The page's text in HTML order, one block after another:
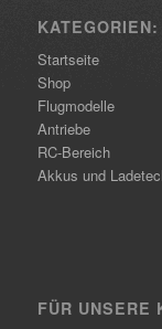
KATEGORIEN:
Startseite
Shop
Flugmodelle
Antriebe
RC-Bereich
Akkus und
FÜR UNSERE